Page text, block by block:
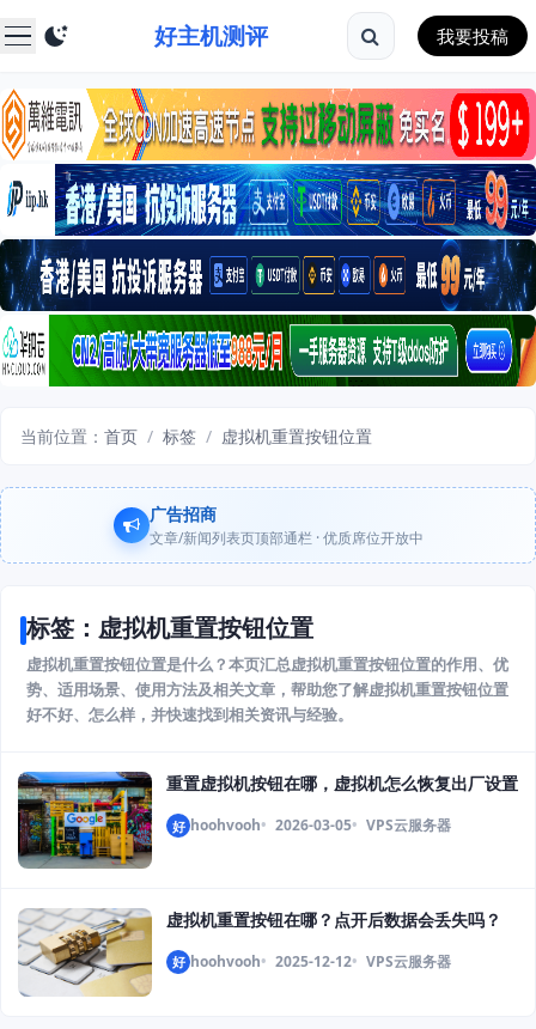
好主机测评 我要投稿
当前位置： 首页 / 标签 / 虚拟机重置按钮位置
广告招商
文章/新闻列表页顶部通栏 · 优质席位开放中
标签：虚拟机重置按钮位置
虚拟机重置按钮位置是什么？本页汇总虚拟机重置按钮位置的作用、优
势、适用场景、使用方法及相关文章，帮助您了解虚拟机重置按钮位置
好不好、怎么样，并快速找到相关资讯与经验。
重置虚拟机按钮在哪，虚拟机怎么恢复出厂设置
好 hoohvooh 2026-03-05 VPS云服务器
虚拟机重置按钮在哪？点开后数据会丢失吗？
好 hoohvooh 2025-12-12 VPS云服务器